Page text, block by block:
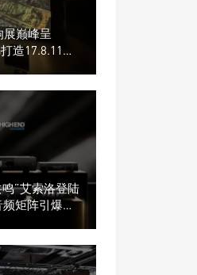
展巅峰呈
造17.8.11声
”艾索洛登陆
矩阵引爆关